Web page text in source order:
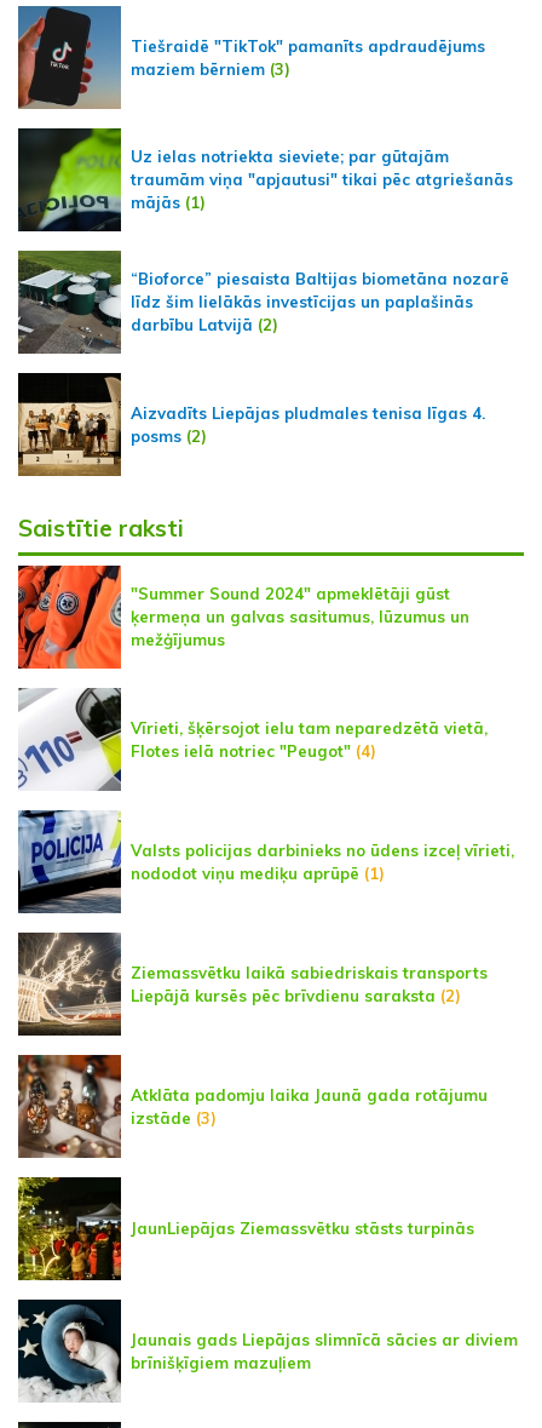
Tiešraidē "TikTok" pamanīts apdraudējums
maziem bērniem (3)
Uz ielas notriekta sieviete; par gūtajām
traumām viņa "apjautusi" tikai pēc atgriešanās
mājās (1)
“Bioforce” piesaista Baltijas biometāna nozarē
līdz šim lielākās investīcijas un paplašinās
darbību Latvijā (2)
Aizvadīts Liepājas pludmales tenisa līgas 4.
posms (2)
Saistītie raksti
"Summer Sound 2024" apmeklētāji gūst
ķermeņa un galvas sasitumus, lūzumus un
mežģījumus
Vīrieti, šķērsojot ielu tam neparedzētā vietā,
Flotes ielā notriec "Peugot" (4)
Valsts policijas darbinieks no ūdens izceļ vīrieti,
nododot viņu mediķu aprūpē (1)
Ziemassvētku laikā sabiedriskais transports
Liepājā kursēs pēc brīvdienu saraksta (2)
Atklāta padomju laika Jaunā gada rotājumu
izstāde (3)
JaunLiepājas Ziemassvētku stāsts turpinās
Jaunais gads Liepājas slimnīcā sācies ar diviem
brīnišķīgiem mazuļiem